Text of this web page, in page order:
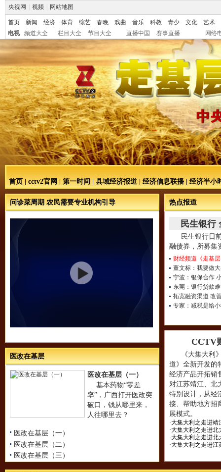
央视网 视频 网站地图
首页 新闻 经济 体育 综艺 春晚 戏曲 音乐 科教 青少 文化
艺术
电视
频道大全 栏目大全 节目大全 直播中国 赛事直播 网络
首页 cctv2官网 第一时间 县域经济报道 经济信息联播 经济半小
问诊菜周期 农民需要专业机构引导
医改在基层
医改在基层（一）
基本药物“零差
率”，广西打开医改突
破口，钱从哪里来，
人往哪里去？
医改在基层（一）
医改在基层（二）
医改在基层（三）
热点报道
民生银行
民生银行日
融债券，所募集
财经频道《走基
董文标：我要做
宁波：银保合作
东莞：银行贷款
拓宽融资渠道 改
专家：减税是给
CCTV
《大集大利
道》全新开发的
经济产品开拓销
对江苏靖江、北
特别设计，从经
接、帮助地方招
展模式。
·大集大利之走进靖
·大集大利之走进
·大集大利之走进
·大集大利之走进江